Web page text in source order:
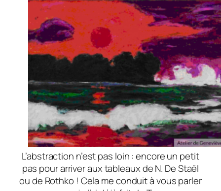
L’abstraction n’est pas loin : encore un petit
pas pour arriver aux tableaux de N. De Staël
ou de Rothko ! Cela me conduit à vous parler